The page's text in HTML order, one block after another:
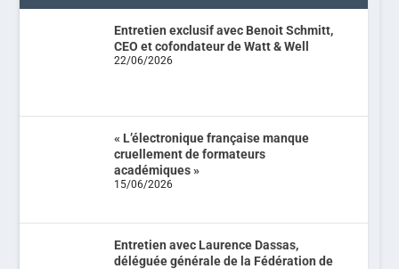
Entretien exclusif avec Benoit Schmitt,
CEO et cofondateur de Watt & Well
22/06/2026
« L’électronique française manque
cruellement de formateurs
académiques »
15/06/2026
Entretien avec Laurence Dassas,
déléguée générale de la Fédération de